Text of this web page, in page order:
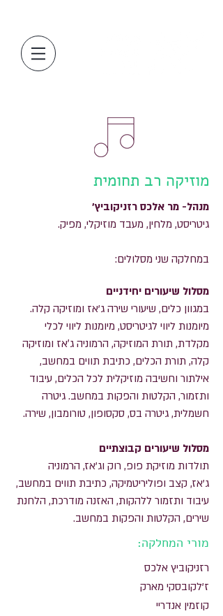
מוזיקה רב תחומית
מנהל- מר אלכס רזניקוביץ'
גיטריסט, מלחין, מעבד מוזיקלי, מפיק.
במחלקה שני מסלולים:
מסלול שיעורים יחידניים
במגוון כלים, שיעורי שירה ג'אז ומוזיקה קלה.
מיומנות ליווי לגיטריסט, מיומנות ליווי לכלי
מקלדת, תורת המוזיקה, הרמוניה ג׳אז ומוזיקה
קלה, תורת הכלים, כתיבת תווים במחשב,
אילתור וחשיבה מוזיקלית לכל הכלים, עיבוד
ותזמור, הקלטות והפקות במחשב. גיטרה
חשמלית, גיטרה בס, סקסופון, טורומבון, שירה.
מסלול שיעורים קבוצתיים
תולדות מוזיקת פופ, רוק וג'אז, הרמוניה
ג'אז, קצב ופוליריטמיקה, כתיבת תווים במחשב,
עיבוד ותזמור ללהקות, האזנה מודרכת, הלחנת
שירים, הקלטות והפקות במחשב.
מורי המחלקה:
רזניקוביץ אלכס
ז'לקובסקי מארק
קוזמין אנדריי